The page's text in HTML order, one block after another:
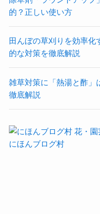
的？正しい使い方
田んぼの草刈りを効率化
的な対策を徹底解説
雑草対策に「熱湯と酢」
徹底解説
にほんブログ村